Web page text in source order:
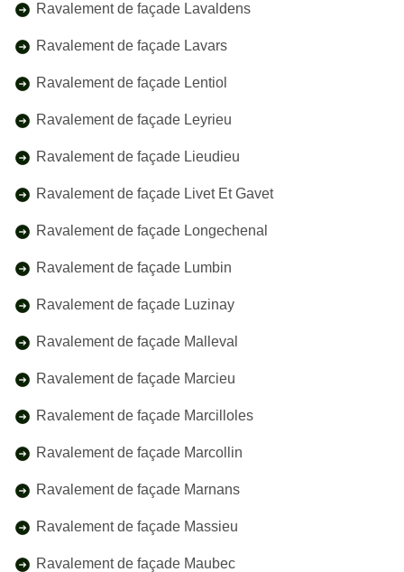
Ravalement de façade Lavaldens
Ravalement de façade Lavars
Ravalement de façade Lentiol
Ravalement de façade Leyrieu
Ravalement de façade Lieudieu
Ravalement de façade Livet Et Gavet
Ravalement de façade Longechenal
Ravalement de façade Lumbin
Ravalement de façade Luzinay
Ravalement de façade Malleval
Ravalement de façade Marcieu
Ravalement de façade Marcilloles
Ravalement de façade Marcollin
Ravalement de façade Marnans
Ravalement de façade Massieu
Ravalement de façade Maubec